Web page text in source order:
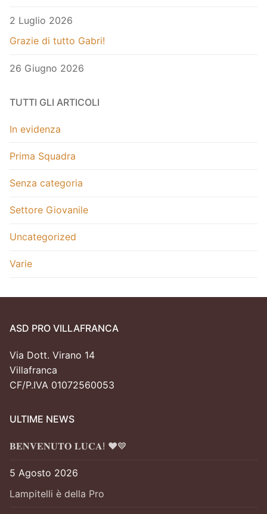
2 Luglio 2026
Grazie di tutto Gabri!
26 Giugno 2026
TUTTI GLI ARTICOLI
In evidenza
Prima Squadra
Senza categoria
Settore Giovanile
Uncategorized
Varie
ASD PRO VILLAFRANCA
Via Dott. Virano 14
Villafranca
CF/P.IVA 01072560053
ULTIME NEWS
𝐁𝐄𝐍𝐕𝐄𝐍𝐔𝐓𝐎 𝐋𝐔𝐂𝐀! ❤️💙
5 Agosto 2026
Lampitelli è della Pro